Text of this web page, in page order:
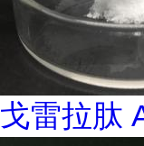
戈雷拉肽